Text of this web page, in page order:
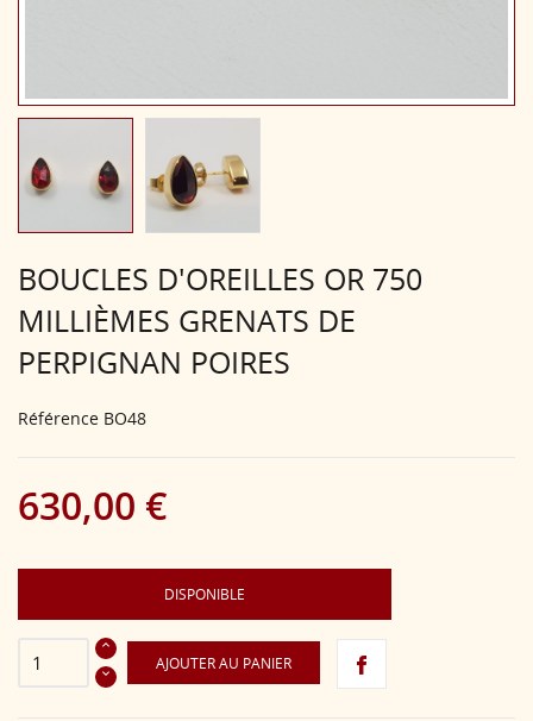
BOUCLES D'OREILLES OR 750
MILLIÈMES GRENATS DE
PERPIGNAN POIRES
Référence BO48
630,00 €
DISPONIBLE
AJOUTER AU PANIER